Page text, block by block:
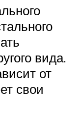
вида.
от
свои